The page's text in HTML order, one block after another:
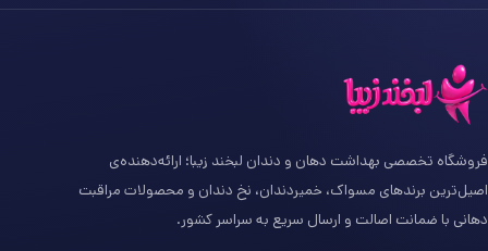
فروشگاه تخصصی بهداشت دهان و دندان لبخند زیبا؛ ارائه‌دهنده‌ی
اصیل‌ترین برندهای مسواک، خمیردندان، نخ دندان و محصولات مراقبت
دهانی با ضمانت اصالت و ارسال سریع به سراسر کشور.